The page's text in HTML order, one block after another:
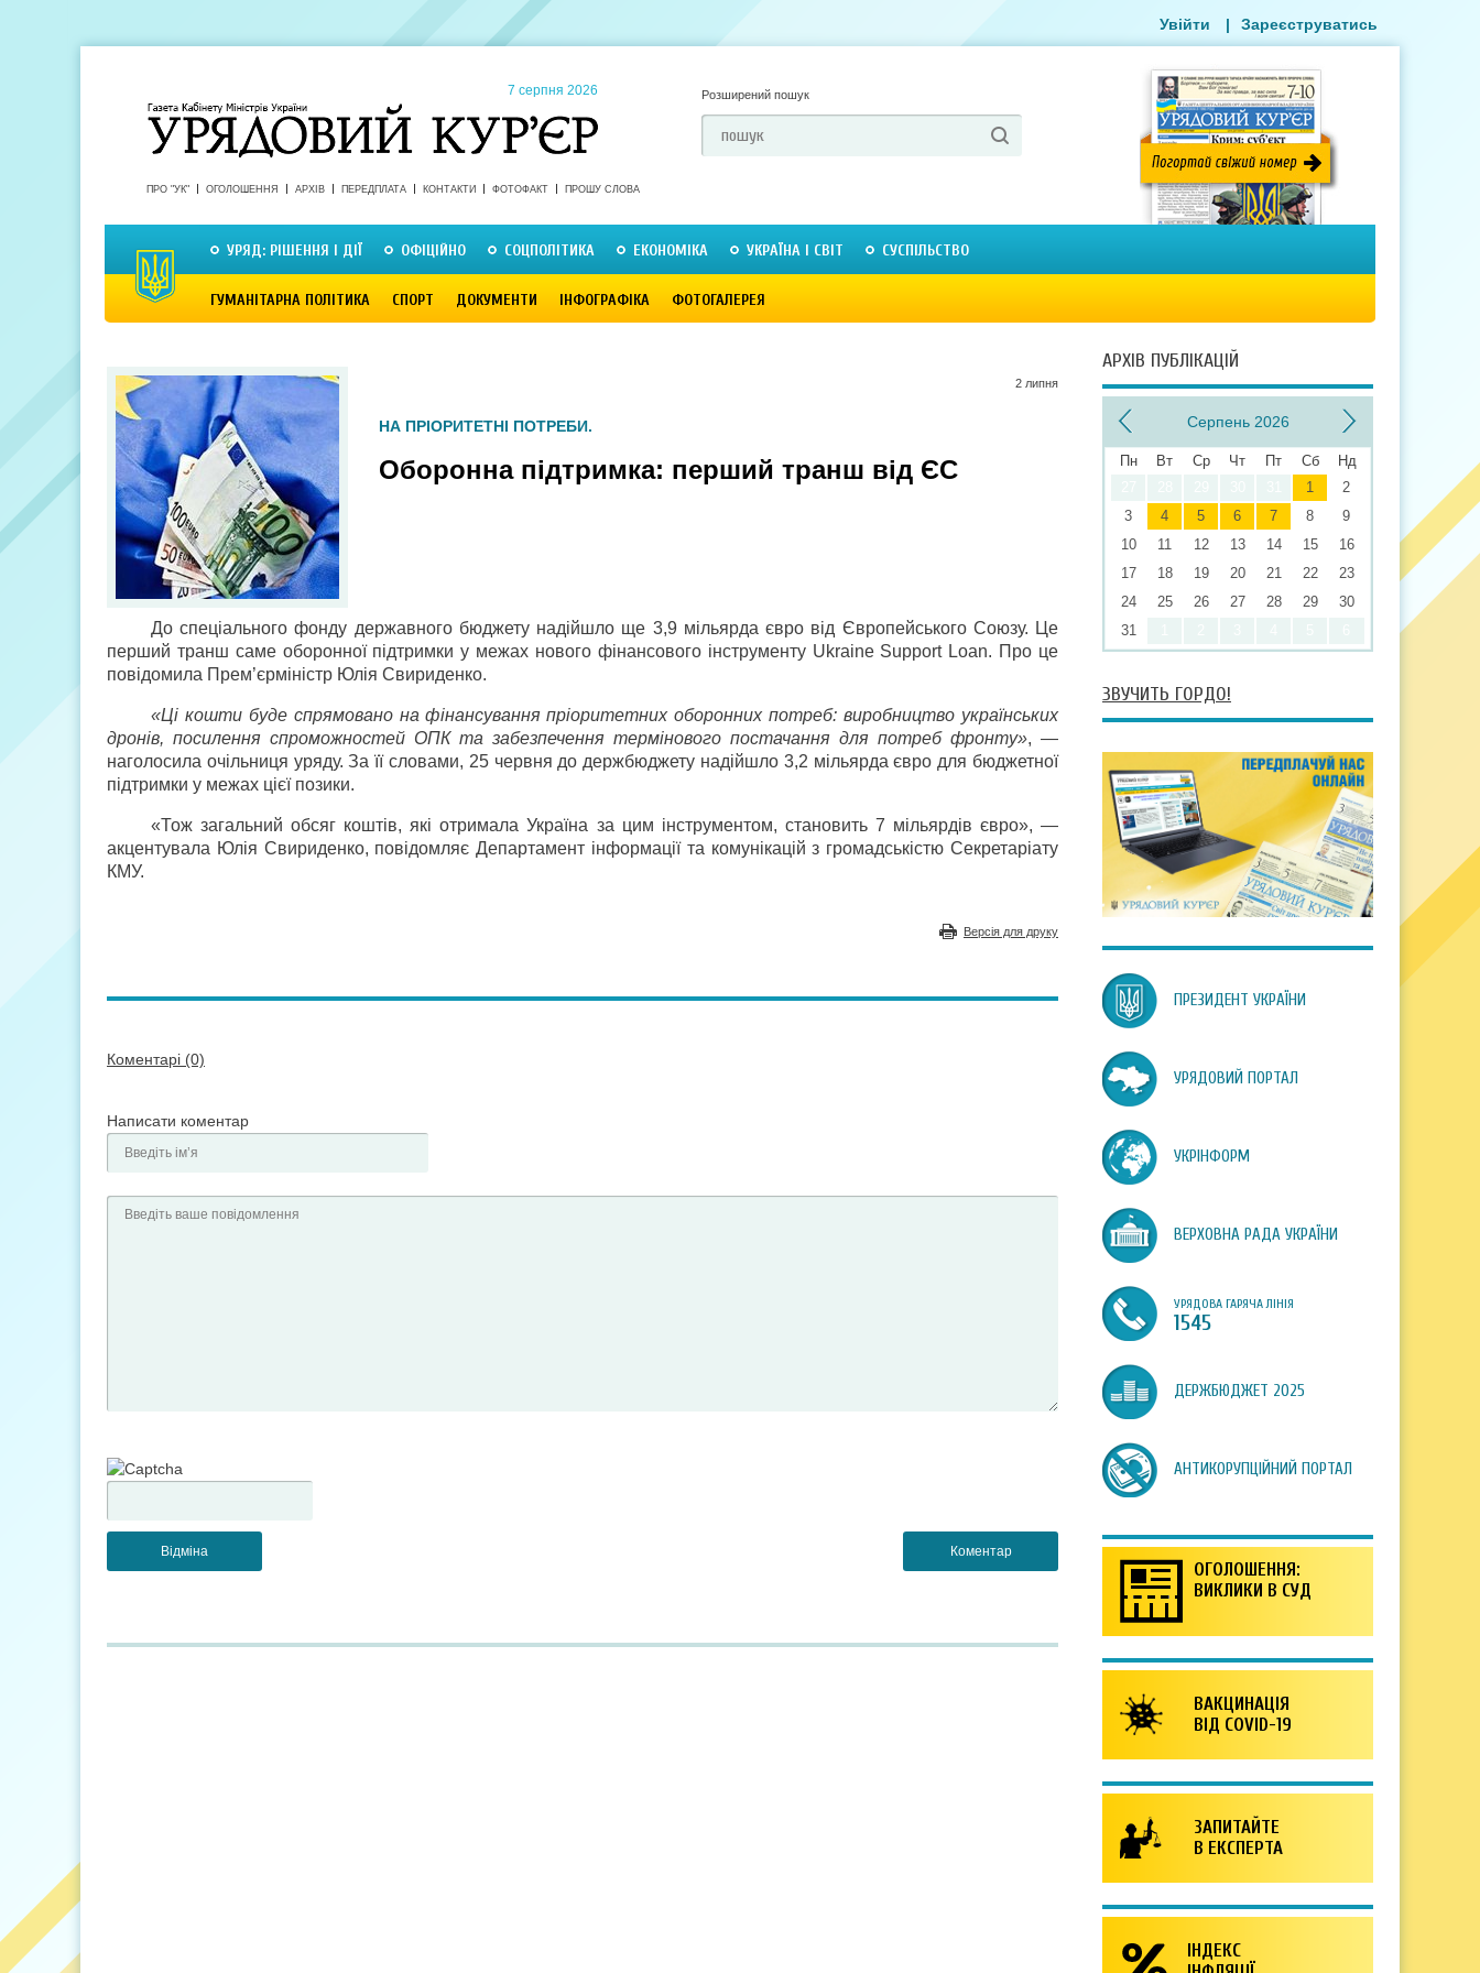
7 серпня 2026 Розширений пошук
ПРО "УК" ОГОЛОШЕННЯ АРХІВ ПЕРЕДПЛАТА КОНТАКТИ ФОТОФАКТ ПРОШУ СЛОВА
УРЯД: РІШЕННЯ І ДІЇ ОФІЦІЙНО СОЦПОЛІТИКА ЕКОНОМІКА УКРАЇНА І СВІТ СУСПІЛЬСТВО
ГУМАНІТАРНА ПОЛІТИКА СПОРТ ДОКУМЕНТИ ІНФОГРАФІКА ФОТОГАЛЕРЕЯ
Увійти | Зареєструватись
2 липня
НА ПРІОРИТЕТНІ ПОТРЕБИ.
Оборонна підтримка: перший транш від ЄС
До спеціального фонду державного бюджету надійшло ще 3,9 мільярда євро від Європейського Союзу. Це
перший транш саме оборонної підтримки у межах нового фінансового інструменту Ukraine Support Loan. Про це
повідомила Прем’єр­міністр Юлія Свириденко.
«Ці кошти буде спрямовано на фінансування пріоритетних оборонних потреб: виробництво українських
дронів, посилення спроможностей ОПК та забезпечення термінового постачання для потреб фронту», —
наголосила очільниця уряду. За її словами, 25 червня до держбюджету надійшло 3,2 мільярда євро для бюджетної
підтримки у межах цієї позики.
«Тож загальний обсяг коштів, які отримала Україна за цим інструментом, становить 7 мільярдів євро», —
акцентувала Юлія Свириденко, повідомляє Департамент інформації та комунікацій з громадськістю Секретаріату
КМУ.
Версія для друку
Коментарі (0)
Написати коментар
АРХІВ ПУБЛІКАЦІЙ
Серпень 2026
Пн Вт Ср Чт Пт Сб
Нд
1
2
3
4 5 6 7 8
9
10
11 12 13 14 15
16
17
18 19 20 21 22
23
24
25 26 27 28 29
30
31
ЗВУЧИТЬ ГОРДО!
ПРЕЗИДЕНТ УКРАЇНИ
УРЯДОВИЙ ПОРТАЛ
УКРІНФОРМ
ВЕРХОВНА РАДА УКРАЇНИ
УРЯДОВА ГАРЯЧА ЛІНІЯ
1545
ДЕРЖБЮДЖЕТ 2025
АНТИКОРУПЦІЙНИЙ ПОРТАЛ
ОГОЛОШЕННЯ:
ВИКЛИКИ В СУД
ВАКЦИНАЦІЯ
ВІД COVID-19
ЗАПИТАЙТЕ
В ЕКСПЕРТА
ІНДЕКС